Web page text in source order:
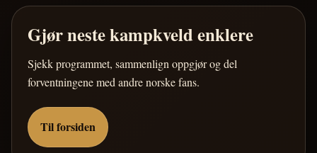
Gjør neste kampkveld enklere
Sjekk programmet, sammenlign oppgjør og del
forventningene med andre norske fans.
Til forsiden